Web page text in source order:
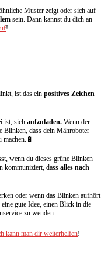
Muster zeigt oder sich auf
sein. Dann kannst du dich an
!
ist das ein positives Zeichen
ist, sich aufzuladen. Wenn der
Blinken, dass dein Mähroboter
wenn du dieses grüne Blinken
kommuniziert, dass alles nach
oder wenn das Blinken aufhört
gute Idee, einen Blick in die
zu wenden.
kann man dir weiterhelfen!